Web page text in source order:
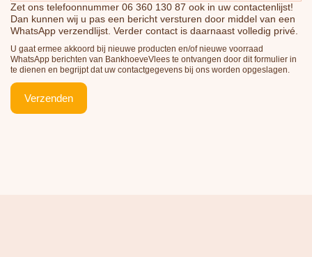
Zet ons telefoonnummer 06 360 130 87 ook in uw contactenlijst!
Dan kunnen wij u pas een bericht versturen door middel van een
WhatsApp verzendlijst. Verder contact is daarnaast volledig privé.
U gaat ermee akkoord bij nieuwe producten en/of nieuwe voorraad
WhatsApp berichten van BankhoeveVlees te ontvangen door dit formulier in
te dienen en begrijpt dat uw contactgegevens bij ons worden opgeslagen.
Verzenden